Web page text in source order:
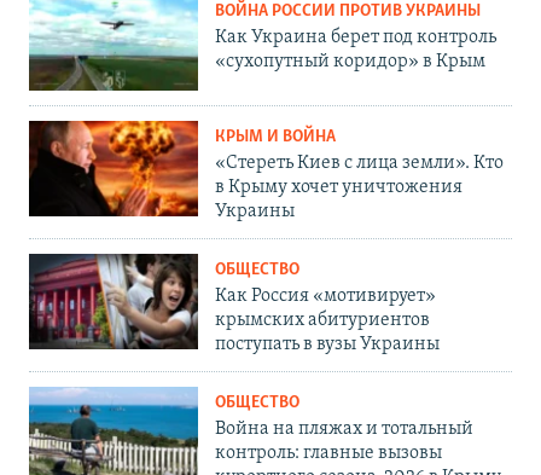
ВОЙНА РОССИИ ПРОТИВ УКРАИНЫ
Как Украина берет под контроль
«сухопутный коридор» в Крым
КРЫМ И ВОЙНА
«Стереть Киев с лица земли». Кто
в Крыму хочет уничтожения
Украины
ОБЩЕСТВО
Как Россия «мотивирует»
крымских абитуриентов
поступать в вузы Украины
ОБЩЕСТВО
Война на пляжах и тотальный
контроль: главные вызовы